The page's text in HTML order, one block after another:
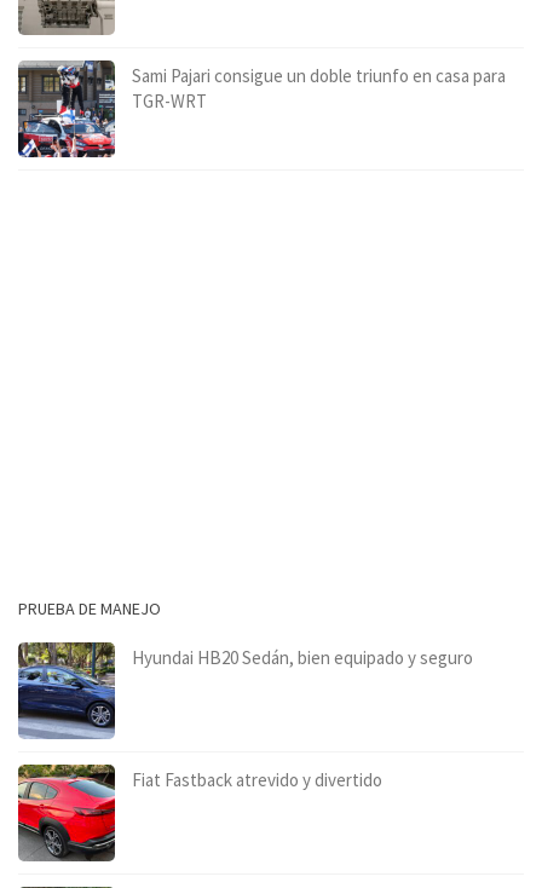
Sami Pajari consigue un doble triunfo en casa para
TGR-WRT
PRUEBA DE MANEJO
Hyundai HB20 Sedán, bien equipado y seguro
Fiat Fastback atrevido y divertido